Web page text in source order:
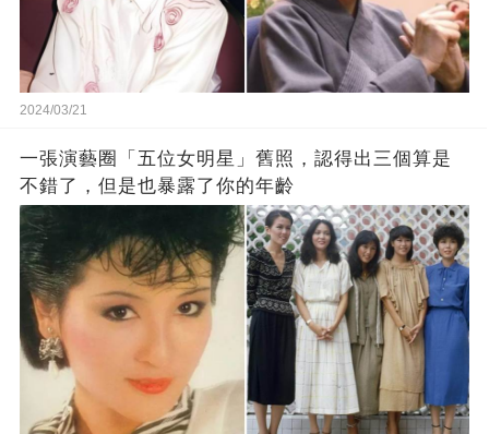
2024/03/21
一張演藝圈「五位女明星」舊照，認得出三個算是
不錯了，但是也暴露了你的年齡